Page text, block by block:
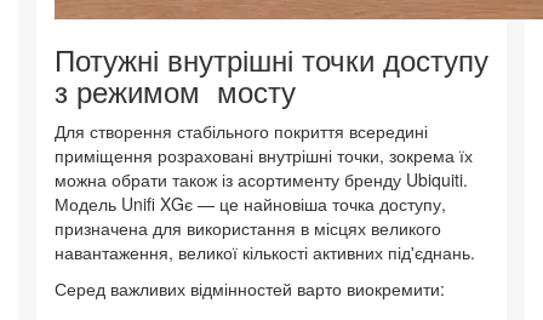
Потужні внутрішні точки доступу
з режимом мосту
Для створення стабільного покриття всередині
приміщення розраховані внутрішні точки, зокрема їх
можна обрати також із асортименту бренду Ubiquiti.
Модель Unifi XGє — це найновіша точка доступу,
призначена для використання в місцях великого
навантаження, великої кількості активних під'єднань.
Серед важливих відмінностей варто виокремити: